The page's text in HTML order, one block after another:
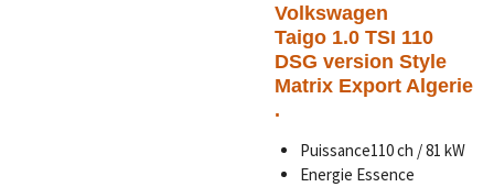
Volkswagen
Taigo 1.0 TSI 110
DSG version Style
Matrix Export Algerie
.
Puissance110 ch / 81 kW
Energie Essence